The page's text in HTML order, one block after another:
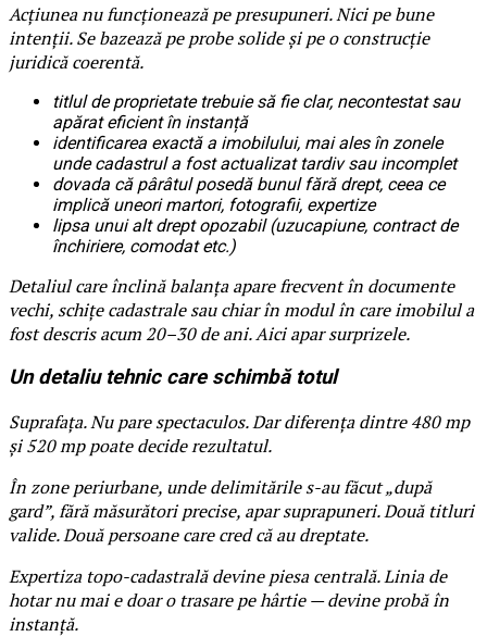
Acțiunea nu funcționează pe presupuneri. Nici pe bune
intenții. Se bazează pe probe solide și pe o construcție
juridică coerentă.
titlul de proprietate trebuie să fie clar, necontestat sau
apărat eficient în instanță
identificarea exactă a imobilului, mai ales în zonele
unde cadastrul a fost actualizat tardiv sau incomplet
dovada că pârâtul posedă bunul fără drept, ceea ce
implică uneori martori, fotografii, expertize
lipsa unui alt drept opozabil (uzucapiune, contract de
închiriere, comodat etc.)
Detaliul care înclină balanța apare frecvent în documente
vechi, schițe cadastrale sau chiar în modul în care imobilul a
fost descris acum 20–30 de ani. Aici apar surprizele.
Un detaliu tehnic care schimbă totul
Suprafața. Nu pare spectaculos. Dar diferența dintre 480 mp
și 520 mp poate decide rezultatul.
În zone periurbane, unde delimitările s-au făcut „după
gard”, fără măsurători precise, apar suprapuneri. Două titluri
valide. Două persoane care cred că au dreptate.
Expertiza topo-cadastrală devine piesa centrală. Linia de
hotar nu mai e doar o trasare pe hârtie — devine probă în
instanță.